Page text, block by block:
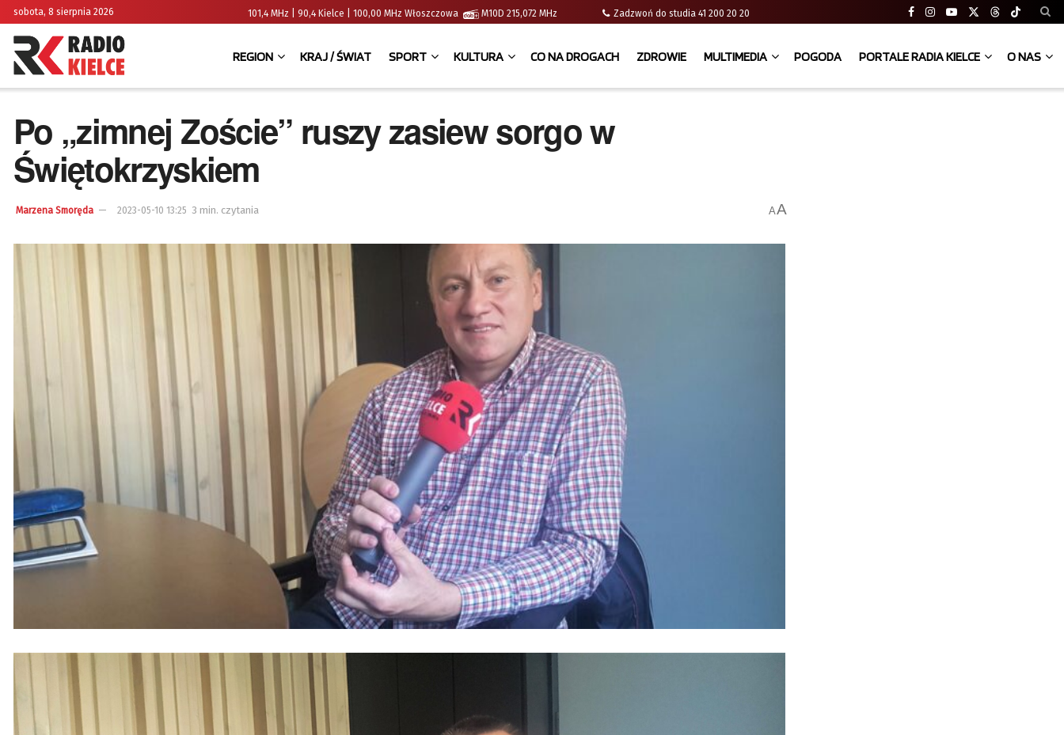
sobota, 8 sierpnia 2026 101,4 MHz | 90,4 Kielce | 100,00 MHz Włoszczowa M10D 215,072 MHz Zadzwoń do studia 41 200 20 20
REGION KRAJ / ŚWIAT SPORT KULTURA CO NA DROGACH ZDROWIE MULTIMEDIA POGODA PORTALE RADIA KIELCE O NAS
Po „zimnej Zoście” ruszy zasiew sorgo w
Świętokrzyskiem
Marzena Smoręda 2023-05-10 13:25 3 min. czytania AA